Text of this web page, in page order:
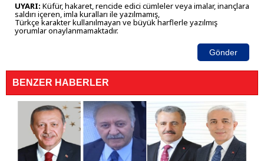
UYARI: Küfür, hakaret, rencide edici cümleler veya imalar, inançlara
saldırı içeren, imla kuralları ile yazılmamış,
Türkçe karakter kullanılmayan ve büyük harflerle yazılmış
yorumlar onaylanmamaktadır.
Gönder
BENZER HABERLER